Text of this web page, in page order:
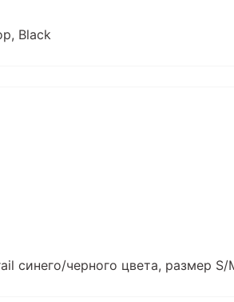
Black
синего/черного цвета, размер S/